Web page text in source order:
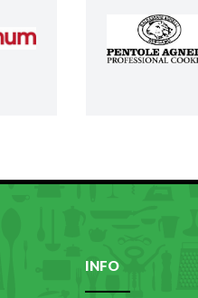
INFO